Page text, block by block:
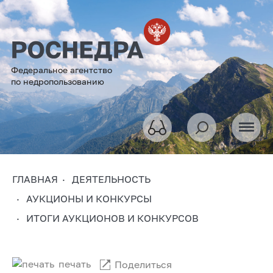
Федеральное агентство
по недропользованию
ГЛАВНАЯ
ДЕЯТЕЛЬНОСТЬ
АУКЦИОНЫ И КОНКУРСЫ
ИТОГИ АУКЦИОНОВ И КОНКУРСОВ
печать Поделиться